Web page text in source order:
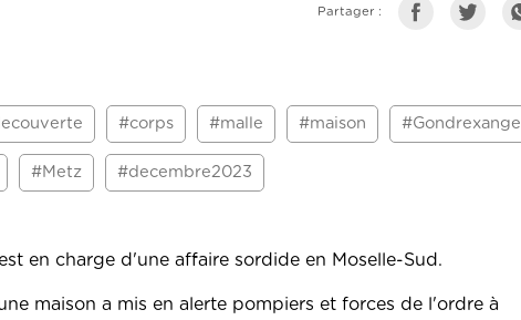
Partager :
#corps #malle #maison #Gondrexange
#Metz #decembre2023
en charge d'une affaire sordide en Moselle-Sud.
maison a mis en alerte pompiers et forces de l'ordre à